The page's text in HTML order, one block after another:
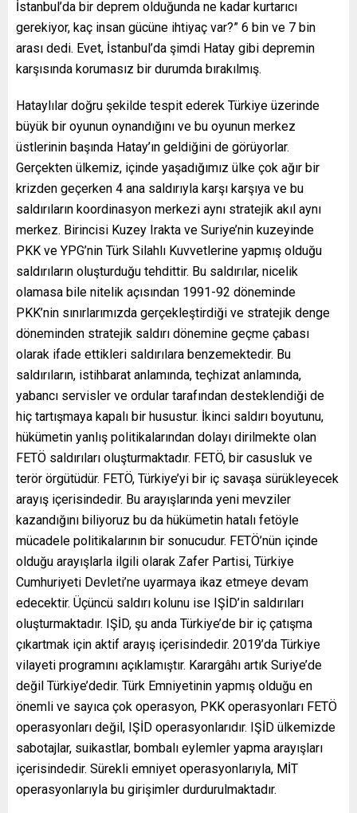
İstanbul’da bir deprem olduğunda ne kadar kurtarıcı
gerekiyor, kaç insan gücüne ihtiyaç var?” 6 bin ve 7 bin
arası dedi. Evet, İstanbul’da şimdi Hatay gibi depremin
karşısında korumasız bir durumda bırakılmış.
Hataylılar doğru şekilde tespit ederek Türkiye üzerinde
büyük bir oyunun oynandığını ve bu oyunun merkez
üstlerinin başında Hatay’ın geldiğini de görüyorlar.
Gerçekten ülkemiz, içinde yaşadığımız ülke çok ağır bir
krizden geçerken 4 ana saldırıyla karşı karşıya ve bu
saldırıların koordinasyon merkezi aynı stratejik akıl aynı
merkez. Birincisi Kuzey Irakta ve Suriye’nin kuzeyinde
PKK ve YPG’nin Türk Silahlı Kuvvetlerine yapmış olduğu
saldırıların oluşturduğu tehdittir. Bu saldırılar, nicelik
olamasa bile nitelik açısından 1991-92 döneminde
PKK’nin sınırlarımızda gerçekleştirdiği ve stratejik denge
döneminden stratejik saldırı dönemine geçme çabası
olarak ifade ettikleri saldırılara benzemektedir. Bu
saldırıların, istihbarat anlamında, teçhizat anlamında,
yabancı servisler ve ordular tarafından desteklendiği de
hiç tartışmaya kapalı bir husustur. İkinci saldırı boyutunu,
hükümetin yanlış politikalarından dolayı dirilmekte olan
FETÖ saldırıları oluşturmaktadır. FETÖ, bir casusluk ve
terör örgütüdür. FETÖ, Türkiye’yi bir iç savaşa sürükleyecek
arayış içerisindedir. Bu arayışlarında yeni mevziler
kazandığını biliyoruz bu da hükümetin hatalı fetöyle
mücadele politikalarının bir sonucudur. FETÖ’nün içinde
olduğu arayışlarla ilgili olarak Zafer Partisi, Türkiye
Cumhuriyeti Devleti’ne uyarmaya ikaz etmeye devam
edecektir. Üçüncü saldırı kolunu ise IŞİD’in saldırıları
oluşturmaktadır. IŞİD, şu anda Türkiye’de bir iç çatışma
çıkartmak için aktif arayış içerisindedir. 2019’da Türkiye
vilayeti programını açıklamıştır. Karargâhı artık Suriye’de
değil Türkiye’dedir. Türk Emniyetinin yapmış olduğu en
önemli ve sayıca çok operasyon, PKK operasyonları FETÖ
operasyonları değil, IŞİD operasyonlarıdır. IŞİD ülkemizde
sabotajlar, suikastlar, bombalı eylemler yapma arayışları
içerisindedir. Sürekli emniyet operasyonlarıyla, MİT
operasyonlarıyla bu girişimler durdurulmaktadır.